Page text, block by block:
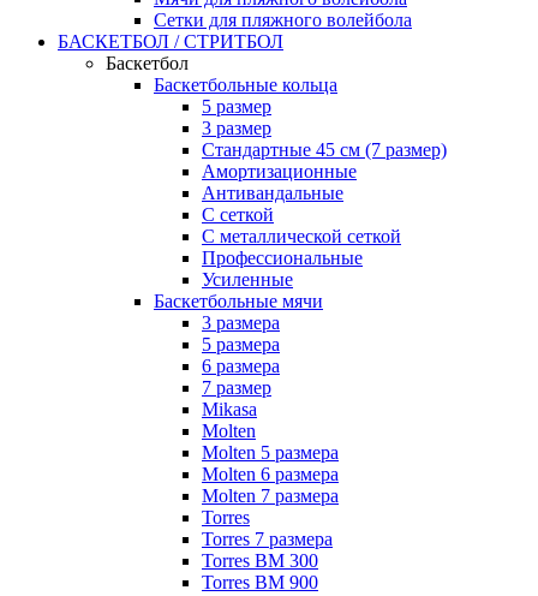
Сетки для пляжного волейбола
БАСКЕТБОЛ / СТРИТБОЛ
Баскетбол
Баскетбольные кольца
5 размер
3 размер
Стандартные 45 см (7 размер)
Амортизационные
Антивандальные
С сеткой
С металлической сеткой
Профессиональные
Усиленные
Баскетбольные мячи
3 размера
5 размера
6 размера
7 размер
Mikasa
Molten
Molten 5 размера
Molten 6 размера
Molten 7 размера
Torres
Torres 7 размера
Torres BM 300
Torres BM 900